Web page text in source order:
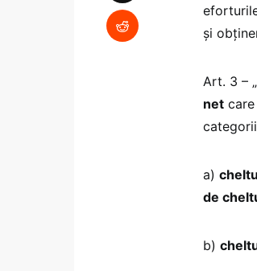
și
Art. 3 –
net
a)
de
b)